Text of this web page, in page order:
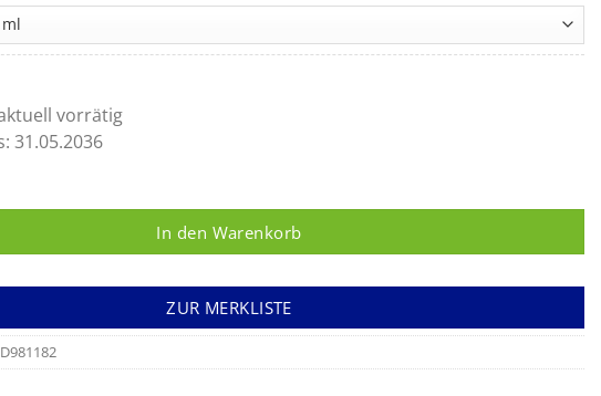
8,90 €
vorrätig
31.05.2036
In den Warenkorb
ZUR MERKLISTE